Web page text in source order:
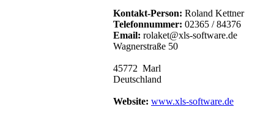
Kontakt-Person: Roland Kettner
Telefonnummer: 02365 / 84376
Email: rolaket@xls-software.de
Wagnerstraße 50
45772 Marl
Deutschland
Website: www.xls-software.de